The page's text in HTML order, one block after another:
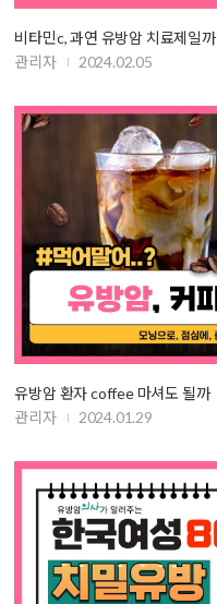
비타민c, 과연 유방암 치료제일까
관리자
2024.02.05
유방암 환자 coffee 마셔도 될까
관리자
2024.01.29